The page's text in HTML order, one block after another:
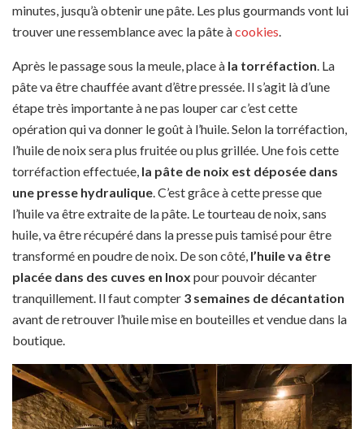
minutes, jusqu’à obtenir une pâte. Les plus gourmands vont lui
trouver une ressemblance avec la pâte àcookies
Après le passage sous la meule, place à la torréfaction . La
pâte va être chauffée avant d’être pressée. Il s’agit là d’une
étape très importante à ne pas louper car c’est cette
opération qui va donner le goût à l’huile. Selon la torréfaction,
l’huile de noix sera plus fruitée ou plus grillée. Une fois cette
torréfaction effectuée, la pâte de noix est déposée dans
une presse hydraulique . C’est grâce à cette presse que
l’huile va être extraite de la pâte. Le tourteau de noix, sans
huile, va être récupéré dans la presse puis tamisé pour être
transformé en poudre de noix. De son côté, l’huile va être
placée dans des cuves en Inox pour pouvoir décanter
tranquillement. Il faut compter 3 semaines de décantation
avant de retrouver l’huile mise en bouteilles et vendue dans la
boutique.